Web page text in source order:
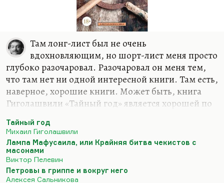
Там лонг-лист был не очень
вдохновляющим, но шорт-лист меня просто
глубоко разочаровал. Разочаровал он меня тем,
что там нет ни одной интересной книги. Там есть,
наверное, хорошие книги. Может быть, книга
Гиголашвили «Тайный год» является хорошей по
её читать. Там не было того… При всём моём
уважении к Гиголашвили, там не было того
дикого напряжения, которое заставляет,
переворачивая страницу за страницей, ждать, что
будет. Ну, с эпохой Грозного вообще после
Тайный год
Михаил Гиголашвили
Лампа Мафусаила, или Крайняя битва чекистов с
масонами
Виктор Пелевин
Петровы в гриппе и вокруг него
Алексея Сальникова